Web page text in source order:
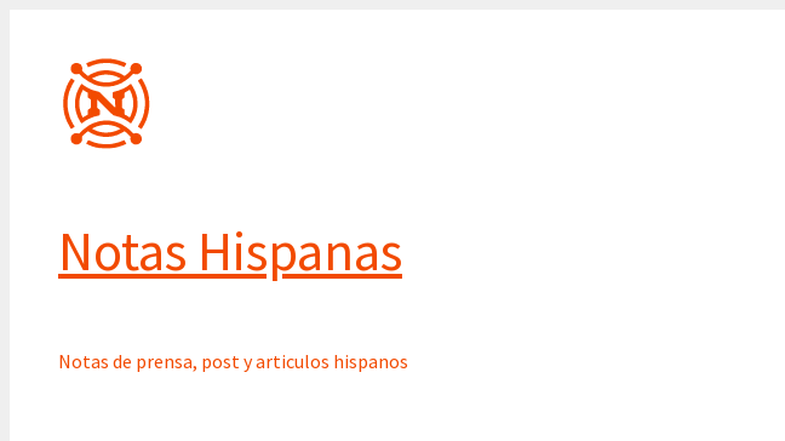
contenido
Notas Hispanas
Notas de prensa, post y articulos hispanos